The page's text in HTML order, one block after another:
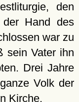
den
der Hand des
war zu
sein Vater ihn
Drei Jahre
Volk der
Kirche.